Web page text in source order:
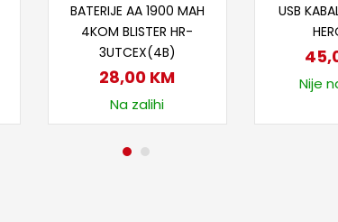
BATERIJE AA 1900 MAH
4KOM BLISTER HR-
3UTCEX(4B)
28,00 KM
Na zalihi
USB
Nije